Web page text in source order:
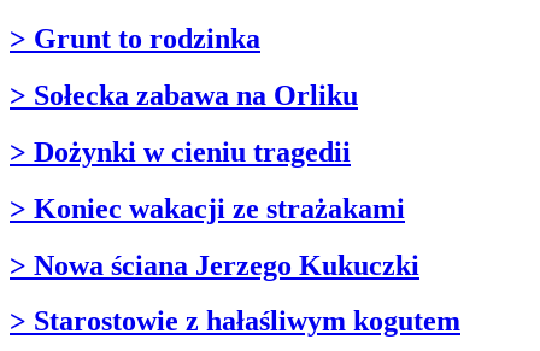
> Grunt to rodzinka
> Sołecka zabawa na Orliku
> Dożynki w cieniu tragedii
> Koniec wakacji ze strażakami
> Nowa ściana Jerzego Kukuczki
> Starostowie z hałaśliwym kogutem